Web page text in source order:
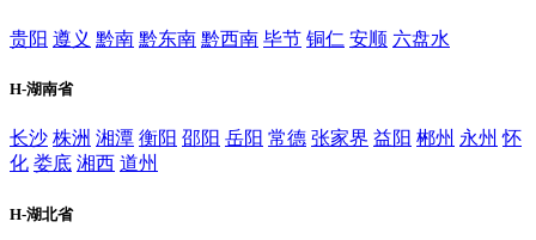
贵阳 遵义 黔南 黔东南 黔西南 毕节 铜仁 安顺 六盘水
H-湖南省
长沙 株洲 湘潭 衡阳 邵阳 岳阳 常德 张家界 益阳 郴州 永州 怀
化 娄底 湘西 道州
H-湖北省